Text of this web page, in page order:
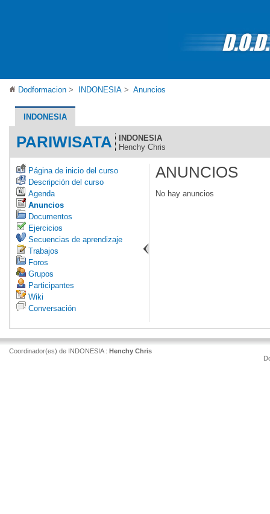
Dodformacion > INDONESIA > Anuncios
INDONESIA
PARIWISATA
INDONESIA
Henchy Chris
Página de inicio del curso
Descripción del curso
Agenda
Anuncios
Documentos
Ejercicios
Secuencias de aprendizaje
Trabajos
Foros
Grupos
Participantes
Wiki
Conversación
ANUNCIOS
No hay anuncios
Coordinador(es) de INDONESIA : Henchy Chris